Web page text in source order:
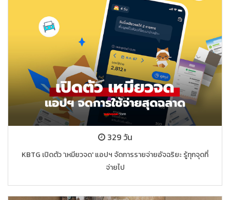
329 วัน
KBTG เปิดตัว 'เหมียวจด' แอปฯ จัดการรายจ่ายอัจฉริยะ รู้ทุกจุดที่
จ่ายไป